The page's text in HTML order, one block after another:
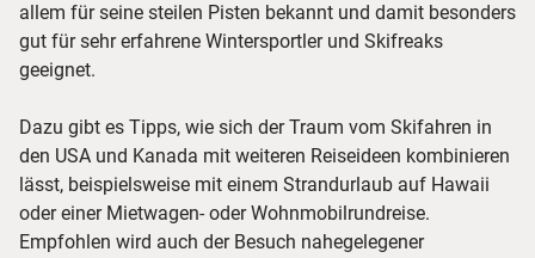
allem für seine steilen Pisten bekannt und damit besonders
gut für sehr erfahrene Wintersportler und Skifreaks
geeignet.
Dazu gibt es Tipps, wie sich der Traum vom Skifahren in
den USA und Kanada mit weiteren Reiseideen kombinieren
lässt, beispielsweise mit einem Strandurlaub auf Hawaii
oder einer Mietwagen- oder Wohnmobilrundreise.
Empfohlen wird auch der Besuch nahegelegener